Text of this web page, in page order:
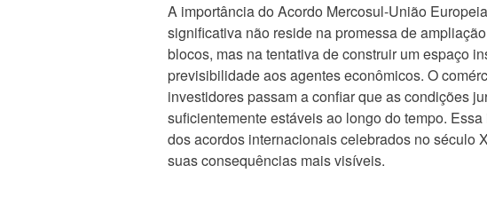
A importância do Acordo Mercosul-União
significativa não reside na promessa de
blocos, mas na tentativa de construir um espaço
previsibilidade aos agentes econômicos. O
investidores passam a confiar que as condições
suficientemente estáveis ao longo do tempo.
dos acordos internacionais celebrados no século
suas consequências mais visíveis.